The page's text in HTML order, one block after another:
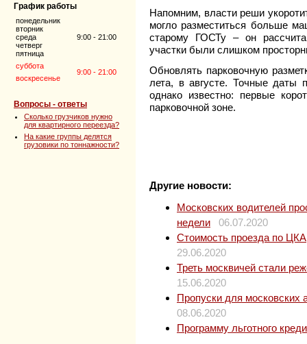
График работы
понедельник
вторник
среда
четверг
пятница
9:00 - 21:00
суббота
9:00 - 21:00
воскресенье
Вопросы - ответы
Сколько грузчиков нужно
для квартирного переезда?
На какие группы делятся
грузовики по тоннажности?
Напомним, власти реши
могло разместиться больше
старому ГОСТу – он
участки были слишком
Обновлять парковочную
лета, в августе. Точные даты
однако известно: первые
парковочной зоне.
Другие новости:
Московских водителей
недели
06.07.2020
Стоимость проезда по
29.06.2020
Треть москвичей стали
15.06.2020
Пропуски для московских
08.06.2020
Программу льготного